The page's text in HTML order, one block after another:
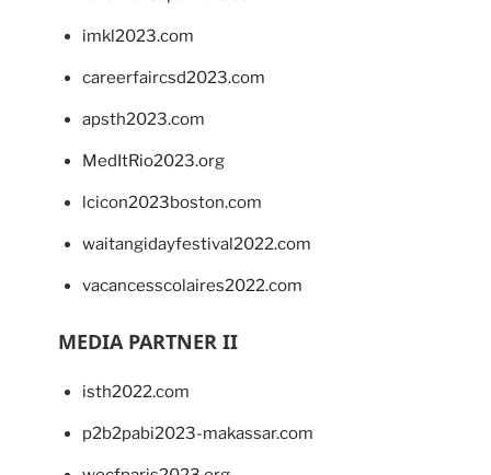
imkl2023.com
careerfaircsd2023.com
apsth2023.com
MedItRio2023.org
lcicon2023boston.com
waitangidayfestival2022.com
vacancesscolaires2022.com
MEDIA PARTNER II
isth2022.com
p2b2pabi2023-makassar.com